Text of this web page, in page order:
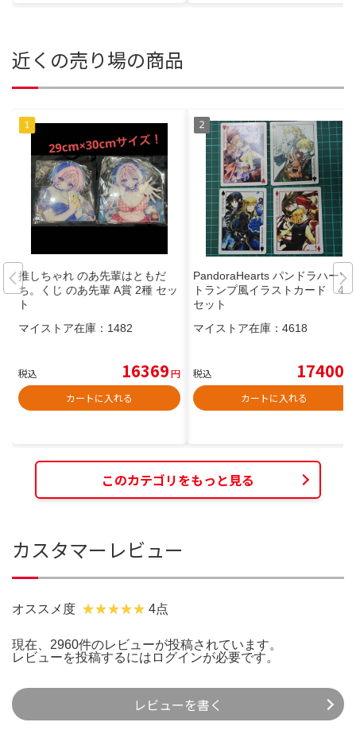
近くの売り場の商品
推しちゃれ のあ先輩はともだ
ち。くじ のあ先輩 A賞 2種 セッ
ト
マイストア在庫： 1482
税込 16369円
カートに入れる
PandoraHearts パンドラハーツ
トランプ風イラストカード 4枚
セット
マイストア在庫： 4618
税込 17400
カートに入れる
このカテゴリをもっと見る
カスタマーレビュー
オススメ度 4点
現在、2960件のレビューが投稿されています。
レビューを投稿するには ログインが必要です。
レビューを書く